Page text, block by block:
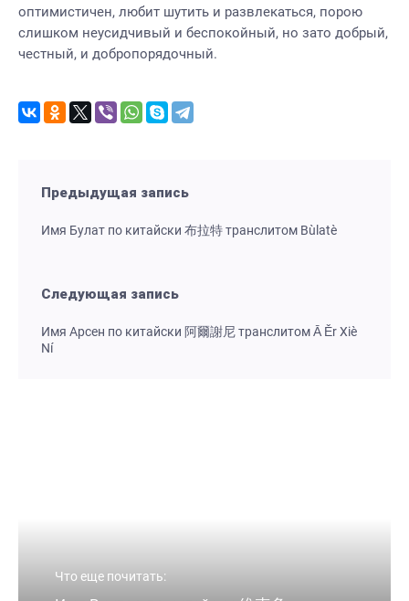
оптимистичен, любит шутить и развлекаться, порою
слишком неусидчивый и беспокойный, но зато добрый,
честный, и добропорядочный.
Предыдущая запись
Имя Булат по китайски 布拉特 транслитом Bùlatè
Следующая запись
Имя Арсен по китайски 阿爾謝尼 транслитом Ā Ěr Xiè
Ní
Что еще почитать: